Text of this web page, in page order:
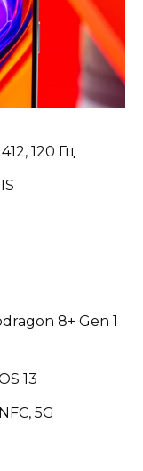
120 Гц
8+ Gen 1
13
5G